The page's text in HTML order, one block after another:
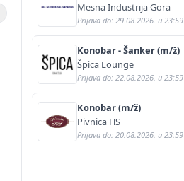
Mesna Industrija Gora
Prijava do: 29.08.2026. u 23:59
Konobar - Šanker (m/ž)
Špica Lounge
Prijava do: 22.08.2026. u 23:59
Konobar (m/ž)
Pivnica HS
Prijava do: 20.08.2026. u 23:59